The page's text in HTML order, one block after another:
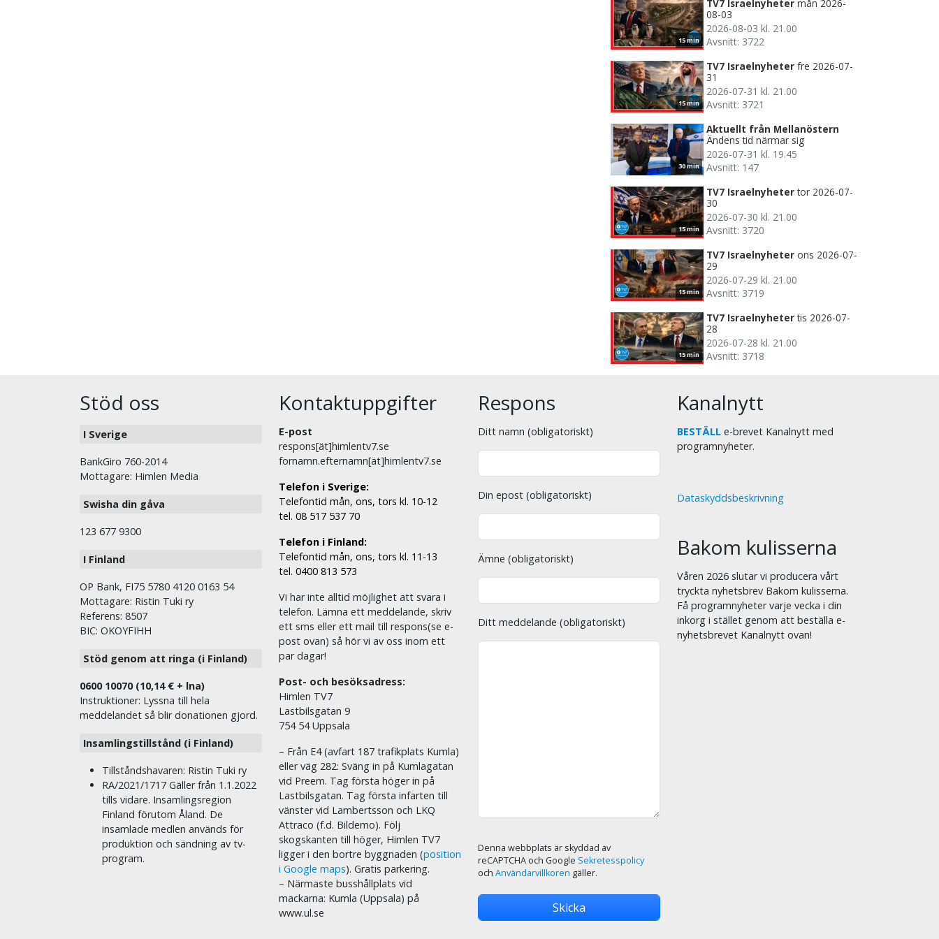
15 min
TV7 Israelnyheter mån 2026-
08-03
2026-08-03 kl. 21.00
Avsnitt: 3722
15 min
TV7 Israelnyheter fre 2026-07-
31
2026-07-31 kl. 21.00
Avsnitt: 3721
30 min
Aktuellt från Mellanöstern
Ändens tid närmar sig
2026-07-31 kl. 19.45
Avsnitt: 147
15 min
TV7 Israelnyheter tor 2026-07-
30
2026-07-30 kl. 21.00
Avsnitt: 3720
15 min
TV7 Israelnyheter ons 2026-07-
29
2026-07-29 kl. 21.00
Avsnitt: 3719
15 min
TV7 Israelnyheter tis 2026-07-
28
2026-07-28 kl. 21.00
Avsnitt: 3718
Stöd oss
I Sverige
BankGiro 760-2014
Mottagare: Himlen Media
Swisha din gåva
123 677 9300
I Finland
OP Bank, FI75 5780 4120 0163 54
Mottagare: Ristin Tuki ry
Referens: 8507
BIC: OKOYFIHH
Stöd genom att ringa (i Finland)
0600 10070 (10,14 € + lna)
Instruktioner: Lyssna till hela
meddelandet så blir donationen gjord.
Insamlingstillstånd (i Finland)
Tillståndshavaren: Ristin Tuki ry
RA/2021/1717 Gäller från 1.1.2022
tills vidare. Insamlingsregion
Finland förutom Åland. De
insamlade medlen används för
produktion och sändning av tv-
program.
Kontaktuppgifter
E-post
respons[ät]himlentv7.se
fornamn.efternamn[ät]himlentv7.se
Telefon i Sverige:
Telefontid mån, ons, tors kl. 10-12
tel. 08 517 537 70
Telefon i Finland:
Telefontid mån, ons, tors kl. 11-13
tel. 0400 813 573
Vi har inte alltid möjlighet att svara i
telefon. Lämna ett meddelande, skriv
ett sms eller ett mail till respons(se e-
post ovan) så hör vi av oss inom ett
par dagar!
Post- och besöksadress:
Himlen TV7
Lastbilsgatan 9
754 54 Uppsala
– Från E4 (avfart 187 trafikplats Kumla)
eller väg 282: Sväng in på Kumlagatan
vid Preem. Tag första höger in på
Lastbilsgatan. Tag första infarten till
vänster vid Lambertsson och LKQ
Attraco (f.d. Bildemo). Följ
skogskanten till höger, Himlen TV7
ligger i den bortre byggnaden (position
i Google maps). Gratis parkering.
– Närmaste busshållplats vid
mackarna: Kumla (Uppsala) på
www.ul.se
Respons
Ditt namn (obligatoriskt)
Din epost (obligatoriskt)
Ämne (obligatoriskt)
Ditt meddelande (obligatoriskt)
Denna webbplats är skyddad av
reCAPTCHA och Google Sekretesspolicy
och Användarvillkoren gäller.
Kanalnytt
BESTÄLL e-brevet Kanalnytt med
programnyheter.
Dataskyddsbeskrivning
Bakom kulisserna
Våren 2026 slutar vi producera vårt
tryckta nyhetsbrev Bakom kulisserna.
Få programnyheter varje vecka i din
inkorg i stället genom att beställa e-
nyhetsbrevet Kanalnytt ovan!